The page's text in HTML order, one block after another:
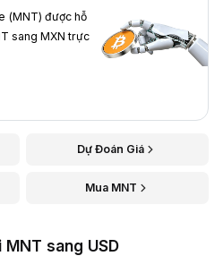
(MNT) được hỗ
sang MXN trực
Dự Đoán Giá
Mua MNT
sang USD